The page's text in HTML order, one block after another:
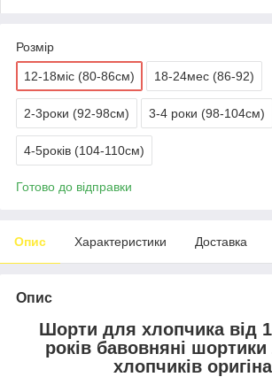
Розмір
12-18міс (80-86см) 18-24мес (86-92)
2-3роки (92-98см) 3-4 роки (98-104см)
4-5років (104-110см)
Готово до відправки
Опис Характеристики Доставка
Опис
Шорти для хлопчика від
років бавовняні шортики
хлопчиків